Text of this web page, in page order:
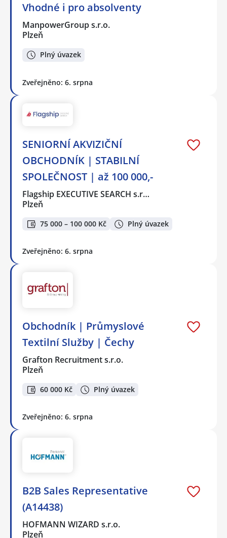
Vhodné i pro absolventy
ManpowerGroup s.r.o.
Plzeň
Plný úvazek
Zveřejněno: 6. srpna
SENIORNÍ AKVIZIČNÍ
OBCHODNÍK | STABILNÍ
SPOLEČNOST | až 100 000,-
Flagship EXECUTIVE SEARCH s.r…
Plzeň
75 000 – 100 000 Kč Plný úvazek
Zveřejněno: 6. srpna
Obchodník | Průmyslové
Textilní Služby | Čechy
Grafton Recruitment s.r.o.
Plzeň
60 000 Kč Plný úvazek
Zveřejněno: 6. srpna
B2B Sales Representative
(A14438)
HOFMANN WIZARD s.r.o.
Plzeň